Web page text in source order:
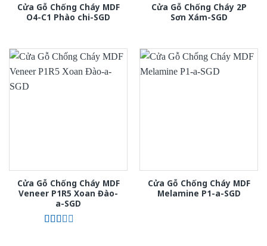
Cửa Gỗ Chống Cháy MDF
O4-C1 Phào chi-SGD
Cửa Gỗ Chống Cháy 2P
Sơn Xám-SGD
Cửa Gỗ Chống Cháy MDF
Veneer P1R5 Xoan Đào-
a-SGD
Cửa Gỗ Chống Cháy MDF
Melamine P1-a-SGD